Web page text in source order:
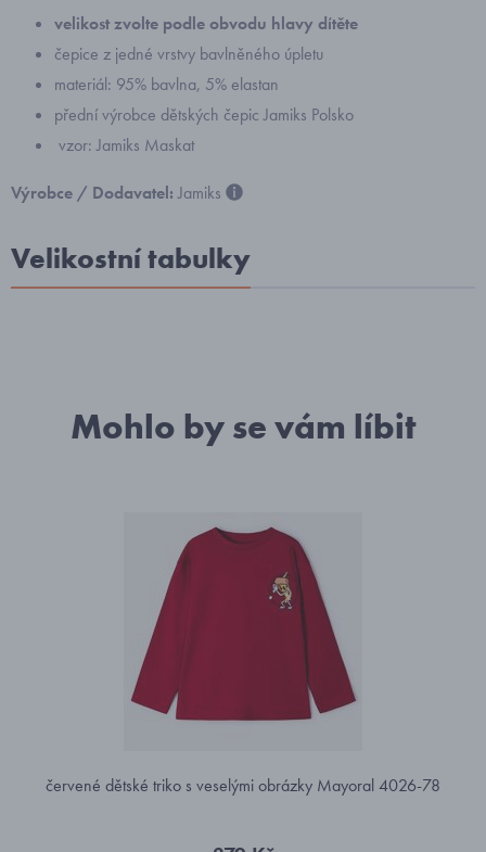
velikost zvolte podle obvodu hlavy dítěte
čepice z jedné vrstvy bavlněného úpletu
materiál: 95% bavlna, 5% elastan
přední výrobce dětských čepic Jamiks Polsko
vzor: Jamiks Maskat
Výrobce / Dodavatel:Jamiks
Velikostní tabulky
Mohlo by se vám líbit
červené dětské triko s veselými obrázky Mayoral 4026-78